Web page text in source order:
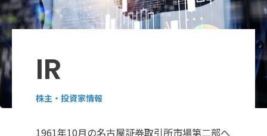
IR
株主・投資家情報
1961年10月の名古屋証券取引所市場第二部へ